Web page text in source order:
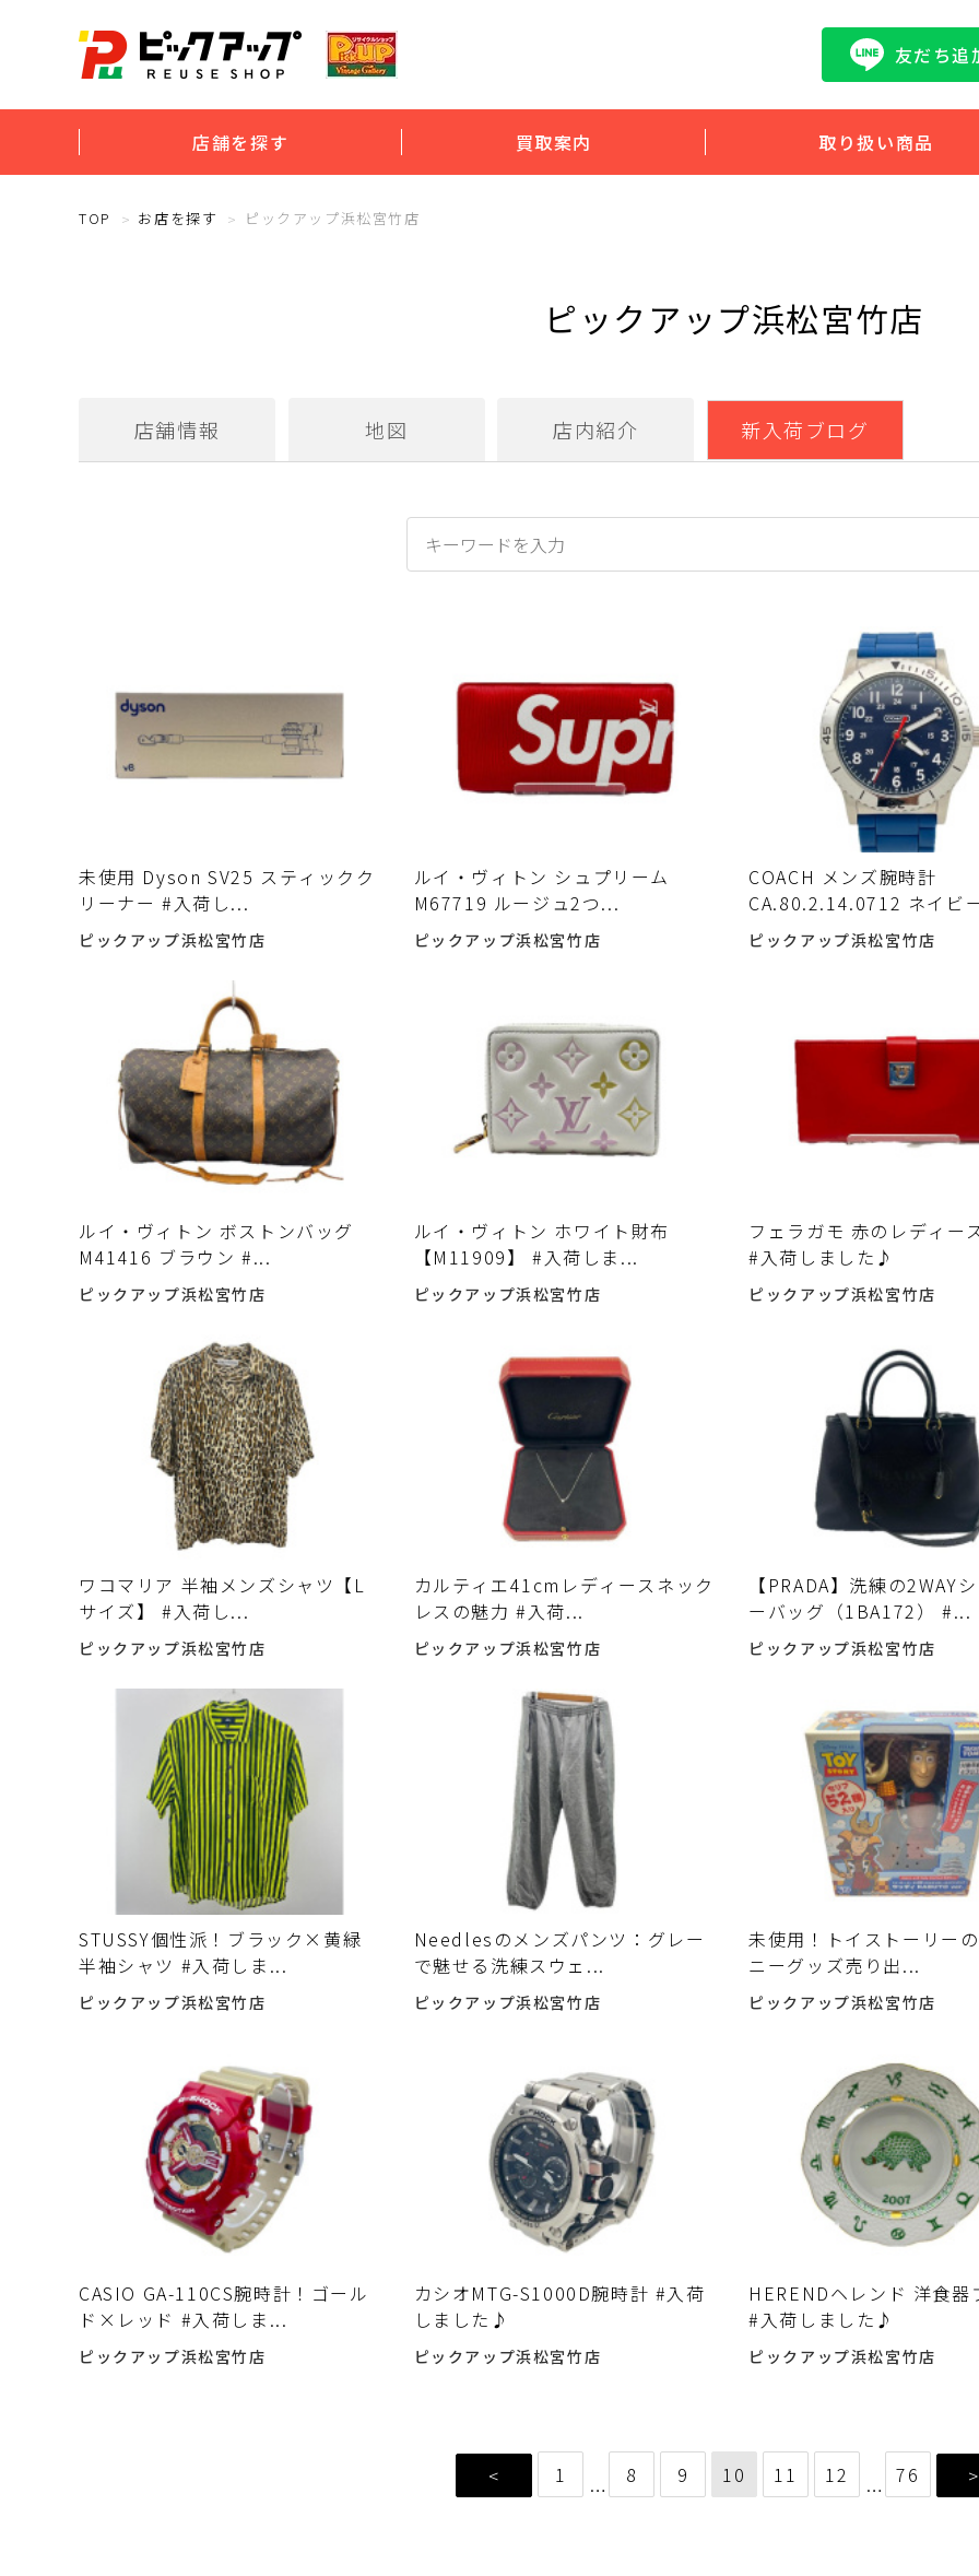
友だち追
店舗を探す 買取案内 取り扱い商品
TOP お店を探す ピックアップ浜松宮竹店
ピックアップ浜松宮竹店
店舗情報 地図 店内紹介 新入荷ブログ
未使用 Dyson SV25 スティックク
リーナー #入荷し...
ピックアップ浜松宮竹店
ルイ・ヴィトン シュプリーム
M67719 ルージュ2つ...
ピックアップ浜松宮竹店
COACH メンズ腕時計
CA.80.2.14.0712 ネイビ
ピックアップ浜松宮竹店
ルイ・ヴィトン ボストンバッグ
M41416 ブラウン #...
ピックアップ浜松宮竹店
ルイ・ヴィトン ホワイト財布
【M11909】 #入荷しま...
ピックアップ浜松宮竹店
フェラガモ 赤のレディー
#入荷しました♪
ピックアップ浜松宮竹店
ワコマリア 半袖メンズシャツ【L
サイズ】 #入荷し...
ピックアップ浜松宮竹店
カルティエ41cmレディースネック
レスの魅力 #入荷...
ピックアップ浜松宮竹店
【PRADA】洗練の2WAY
ーバッグ（1BA172） #...
ピックアップ浜松宮竹店
STUSSY個性派！ブラック×黄緑
半袖シャツ #入荷しま...
ピックアップ浜松宮竹店
Needlesのメンズパンツ：グレー
で魅せる洗練スウェ...
ピックアップ浜松宮竹店
未使用！トイストーリー
ニーグッズ売り出...
ピックアップ浜松宮竹店
CASIO GA-110CS腕時計！ゴール
ド×レッド #入荷しま...
ピックアップ浜松宮竹店
カシオMTG-S1000D腕時計 #入荷
しました♪
ピックアップ浜松宮竹店
HERENDヘレンド 洋食器
#入荷しました♪
ピックアップ浜松宮竹店
< 1
…
8 9 10 11 12
…
76 >